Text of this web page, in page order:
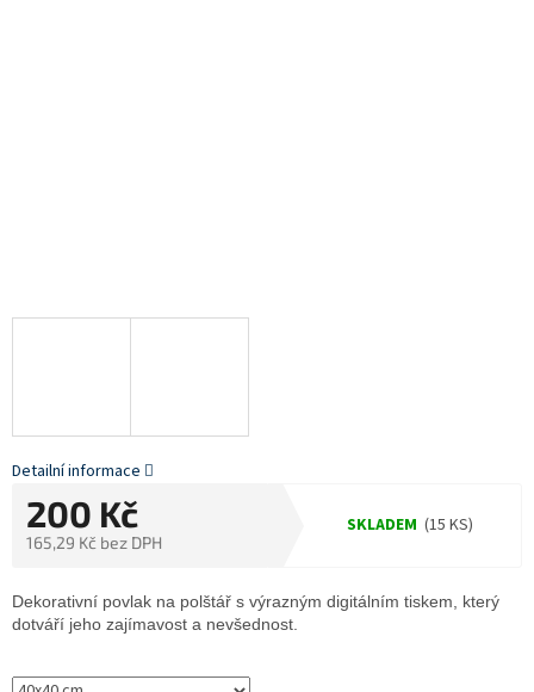
200 Kč
165,29 Kč bez DPH
SKLADEM (15 KS)
Dekorativní povlak na polštář s výrazným digitálním tiskem, který
dotváří jeho zajímavost a nevšednost.
Detailní informace